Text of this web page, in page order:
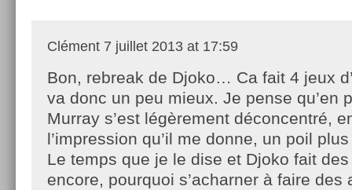
Clément 7 juillet 2013 at 17:59
Bon, rebreak de Djoko… Ca fait 4 jeux
va donc un peu mieux. Je pense qu’en
Murray s’est légèrement déconcentré,
l’impression qu’il me donne, un poil
Le temps que je le dise et Djoko fait
encore, pourquoi s’acharner à faire des